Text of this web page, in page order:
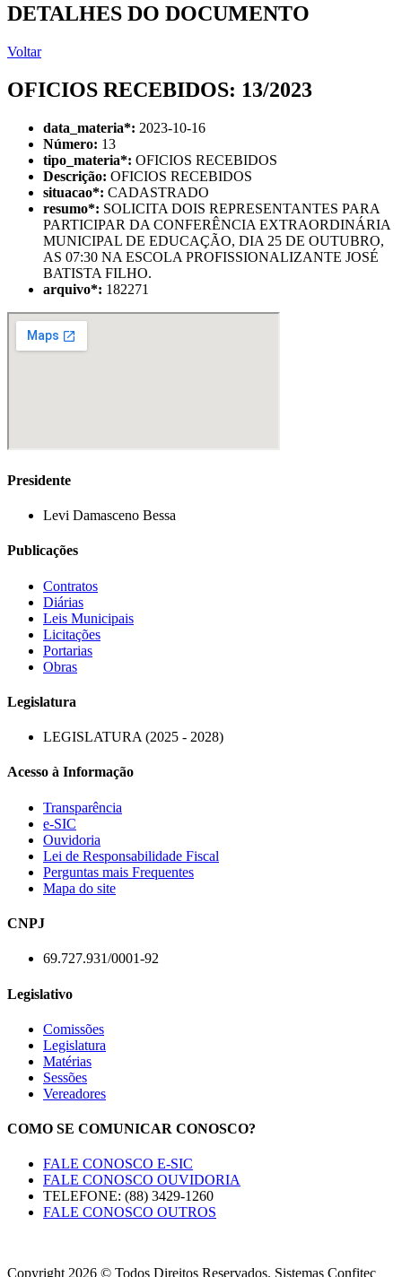
DETALHES DO DOCUMENTO
Voltar
OFICIOS RECEBIDOS: 13/2023
data_materia*: 2023-10-16
Número: 13
tipo_materia*: OFICIOS RECEBIDOS
Descrição: OFICIOS RECEBIDOS
situacao*: CADASTRADO
resumo*: SOLICITA DOIS REPRESENTANTES PARA
PARTICIPAR DA CONFERÊNCIA EXTRAORDINÁRIA
MUNICIPAL DE EDUCAÇÃO, DIA 25 DE OUTUBRO,
AS 07:30 NA ESCOLA PROFISSIONALIZANTE JOSÉ
BATISTA FILHO.
arquivo*: 182271
Presidente
Levi Damasceno Bessa
Publicações
Contratos
Diárias
Leis Municipais
Licitações
Portarias
Obras
Legislatura
LEGISLATURA (2025 - 2028)
Acesso à Informação
Transparência
e-SIC
Ouvidoria
Lei de Responsabilidade Fiscal
Perguntas mais Frequentes
Mapa do site
CNPJ
69.727.931/0001-92
Legislativo
Comissões
Legislatura
Matérias
Sessões
Vereadores
COMO SE COMUNICAR CONOSCO?
FALE CONOSCO E-SIC
FALE CONOSCO OUVIDORIA
TELEFONE: (88) 3429-1260
FALE CONOSCO OUTROS
Copyright 2026 © Todos Direitos Reservados. Sistemas Confitec